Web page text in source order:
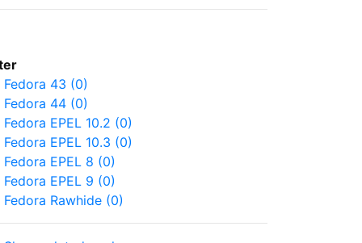
Fedora 43 (0)
Fedora 44 (0)
Fedora EPEL 10.2 (0)
Fedora EPEL 10.3 (0)
Fedora EPEL 8 (0)
Fedora EPEL 9 (0)
Fedora Rawhide (0)